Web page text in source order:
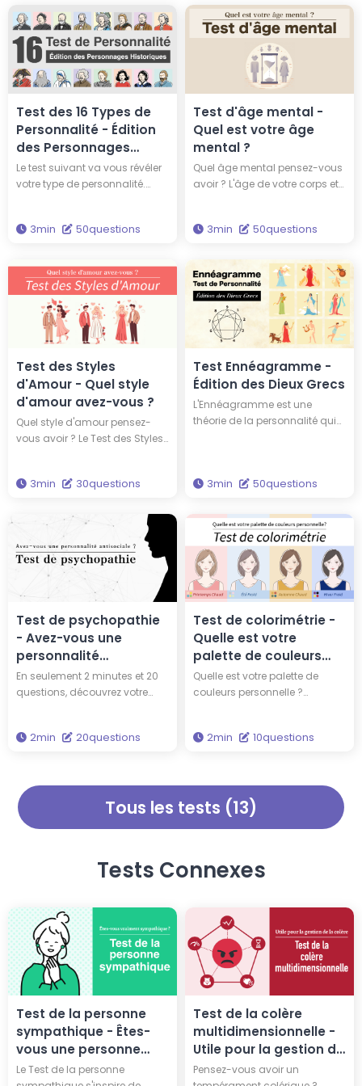
Test des 16 Types de
Personnalité - Édition
des Personnages
Historiques
Le test suivant va vous révéler
votre type de personnalité.
grand personnage
vous avoir la même
personnalité que Thomas
Edison ou Albert Einstein ?
Découvrez tout de suite votre
personnalité à travers ce test !
3min 50questions
Test d'âge mental -
Quel est votre âge
mental ?
Quel âge mental pensez-vous
avoir ? L'âge de votre corps et
vous pouvez être plus mature
physique. Répondez à 50
questions pour découvrir votre
âge mental.
3min 50questions
Test des Styles
d'Amour - Quel style
d'amour avez-vous ?
Quel style d'amour pensez-
vous avoir ? Le Test des Styles
l'Amour' proposée par le
répondant à 30 questions,
vous pourrez identifier lequel
des six types d'amour vous
correspond le mieux.
3min 30questions
Test Ennéagramme -
Édition des Dieux Grecs
L'Ennéagramme est une
théorie de la personnalité qui
d'Ennéagramme ainsi que le
type de personnalité. Ce test
vous permettra d'acquérir des
connaissances pour enrichir
votre vie.
3min 50questions
Test de psychopathie
- Avez-vous une
personnalité
antisociale ?
En seulement 2 minutes et 20
questions, découvrez votre
précision, basé sur des
Ce n'est pas un simple quiz,
mais un test de psychopathie
approfondi. Êtes-vous
2min 20questions
Test de colorimétrie -
Quelle est votre
palette de couleurs
personnelle?
Quelle est votre palette de
couleurs personnelle ?
minutes, et vous découvrirez
couleurs qui vous vont
naturellement peut améliorer
vos choix vestimentaires.
2min 10questions
Tous les tests (13)
Tests Connexes
Test de la personne
sympathique - Êtes-
vous une personne
vraiment sympathique
Le Test de la personne
Test de la colère
multidimensionnelle -
Utile pour la gestion de
la colère
Pensez-vous avoir un